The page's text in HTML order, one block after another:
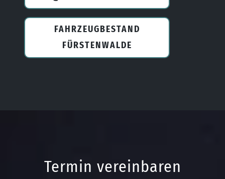
FAHRZEUGBESTAND
FÜRSTENWALDE
Termin vereinbaren